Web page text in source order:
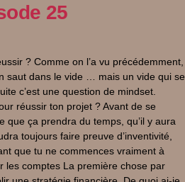
25
? Comme on l’a vu précédemment,
saut dans le vide … mais un vide qui se
c’est une question de mindset.
réussir ton projet ? Avant de se
que ça prendra du temps, qu’il y aura
toujours faire preuve d’inventivité,
que tu ne commences vraiment à
les comptes La première chose par